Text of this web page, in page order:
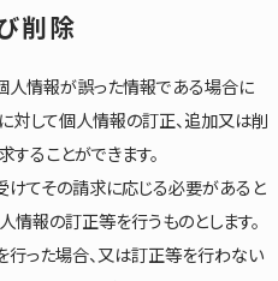
削除
人情報が誤った情報である場合に
対して個人情報の訂正、追加又は削
することができます。
けてその請求に応じる必要があると
情報の訂正等を行うものとします。
行った場合、又は訂正等を行わない